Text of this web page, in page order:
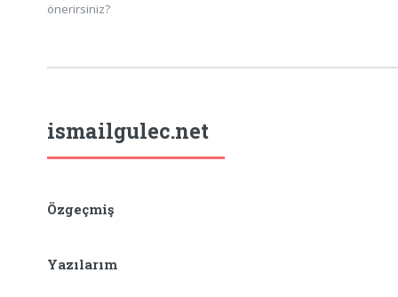
önerirsiniz?
ismailgulec.net
Özgeçmiş
Yazılarım